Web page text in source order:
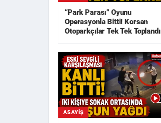
“Park Parası” Oyunu
Operasyonla Bitti! Korsan
Otoparkçılar Tek Tek Toplandı
ASAYIŞ